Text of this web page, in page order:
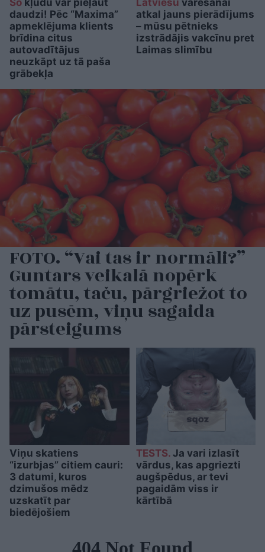
Šo kļūdu var pieļaut
daudzi! Pēc “Maxima”
apmeklējuma klients
brīdina citus
autovadītājus
neuzkāpt uz tā paša
grābekļa
Latviešu varēšanai
atkal jauns pierādījums
– mūsu pētnieks
izstrādājis vakcīnu pret
Laimas slimību
FOTO. “Vai tas ir normāli?”
Guntars veikalā nopērk
tomātu, taču, pārgriežot to
uz pusēm, viņu sagaida
pārsteigums
Viņu skatiens
“izurbjas” citiem cauri:
3 datumi, kuros
dzimušos mēdz
uzskatīt par
biedējošiem
TESTS.Ja vari izlasīt
vārdus, kas apgriezti
augšpēdus, ar tevi
pagaidām viss ir
kārtībā